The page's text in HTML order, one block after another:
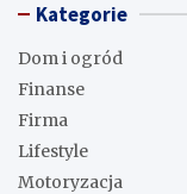
Kategorie
Dom i ogród
Finanse
Firma
Lifestyle
Motoryzacja